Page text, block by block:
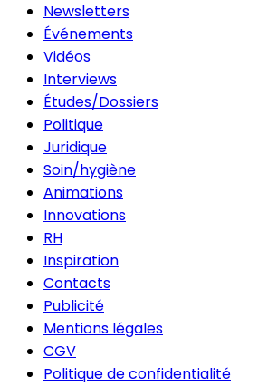
Newsletters
Événements
Vidéos
Interviews
Études/Dossiers
Politique
Juridique
Soin/hygiène
Animations
Innovations
RH
Inspiration
Contacts
Publicité
Mentions légales
CGV
Politique de confidentialité